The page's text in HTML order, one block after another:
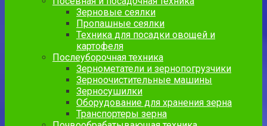
Зерновые сеялки
Пропашные сеялки
Техника для посадки овощей и
картофеля
Послеуборочная техника
Зернометатели и зернопогрузчики
Зерноочистительные машины
Зерносушилки
Оборудование для хранения зерна
Транспортеры зерна